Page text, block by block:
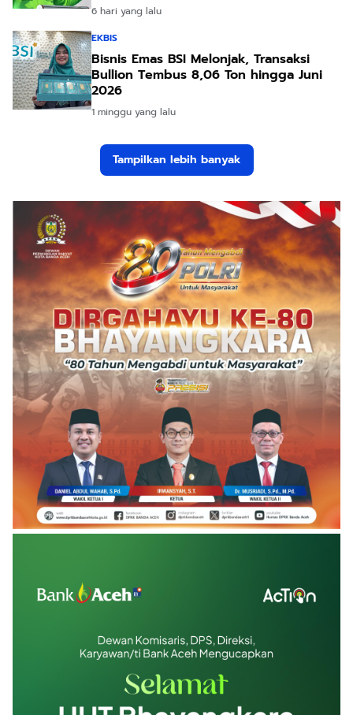
6 hari yang lalu
EKBIS
Bisnis Emas BSI Melonjak, Transaksi
Bullion Tembus 8,06 Ton hingga Juni
2026
1 minggu yang lalu
Tampilkan lebih banyak